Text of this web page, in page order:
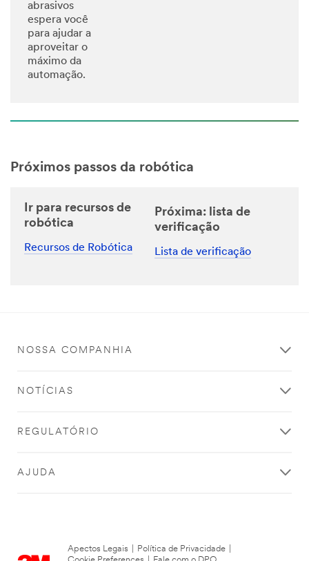
abrasivos
espera você
para ajudar a
aproveitar o
máximo da
automação.
Próximos passos da robótica
Ir para recursos de
robótica
Recursos de Robótica
Próxima: lista de
verificação
Lista de verificação
NOSSA COMPANHIA
NOTÍCIAS
REGULATÓRIO
AJUDA
Apectos Legais Política de Privacidade